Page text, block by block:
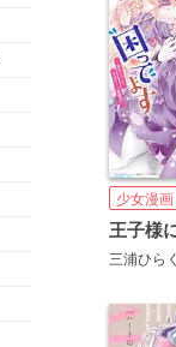
少女漫画
三浦ひらく